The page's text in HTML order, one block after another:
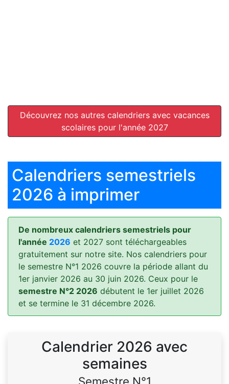
Découvrez nos autres calendriers avec vacances
scolaires pour l'année 2027
Calendriers semestriels
2026 à imprimer
De nombreux calendriers semestriels pour
l'année 2026 et 2027 sont téléchargeables
gratuitement sur notre site. Nos calendriers pour
le semestre N°1 2026 couvre la période allant du
1er janvier 2026 au 30 juin 2026. Ceux pour le
semestre N°2 2026 débutent le 1er juillet 2026
et se termine le 31 décembre 2026.
Calendrier 2026 avec
semaines
Semestre N°1